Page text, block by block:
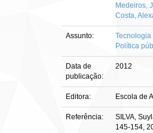
Medeiros,
Costa,
Assunto:
Tecnologia
Política
Data de
publicação:
2012
Editora: Escola de
Referência:
SILVA,
145-154,